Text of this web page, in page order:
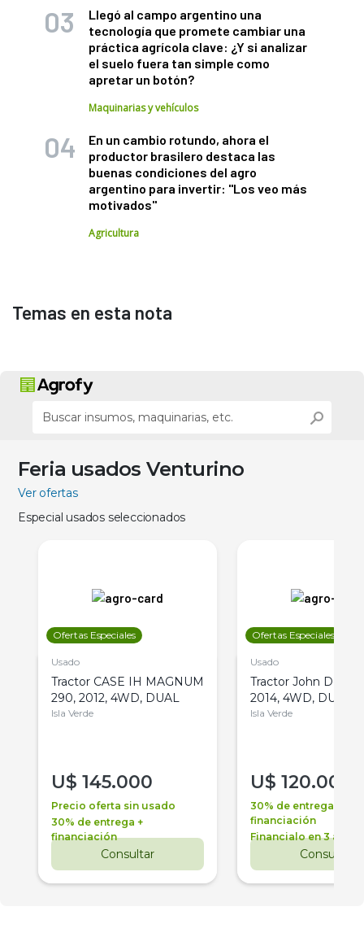
Llegó al campo argentino una
tecnología que promete cambiar una
práctica agrícola clave: ¿Y si analizar
el suelo fuera tan simple como
apretar un botón?
Maquinarias y vehículos
En un cambio rotundo, ahora el
productor brasilero destaca las
buenas condiciones del agro
argentino para invertir: "Los veo más
motivados"
Agricultura
Temas en esta nota
Feria usados Venturino
Ver ofertas
Especial usados seleccionados
Ofertas Especiales
Usado
Tractor CASE IH MAGNUM
290, 2012, 4WD, DUAL
Isla Verde
U$ 145.000
Precio oferta sin usado
30% de entrega +
financiación
Consultar
Ofertas Especiales
Usado
Tractor John Deere
2014, 4WD, DUAL
Isla Verde
U$ 120.000
30% de entrega +
financiación
Financialo en 3 años
Consultar